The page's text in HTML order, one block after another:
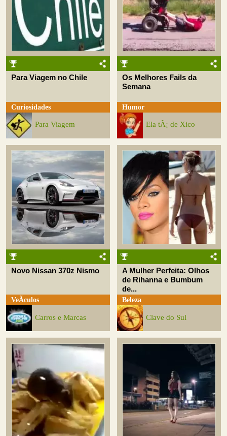
Para Viagem no Chile
Curiosidades
Para Viagem
Os Melhores Fails da
Semana
Humor
Ela tÃ¡ de Xico
Novo Nissan 370z Nismo
VeÃ­culos
Carros e Marcas
A Mulher Perfeita: Olhos
de Rihanna e Bumbum
de...
Beleza
Clave do Sul